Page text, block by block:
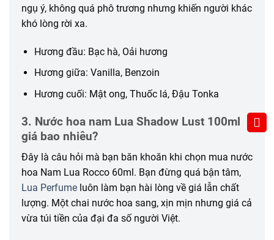
ngụ ý, không quá phô trương nhưng khiến người khác
khó lòng rời xa.
Hương đầu: Bạc hà, Oải hương
Hương giữa: Vanilla, Benzoin
Hương cuối: Mật ong, Thuốc lá, Đậu Tonka
3. Nước hoa nam Lua Shadow Lust 100ml
giá bao nhiêu?
Đây là câu hỏi mà bạn băn khoăn khi chọn mua nước
hoa Nam Lua Rocco 60ml. Bạn đừng quá bận tâm,
Lua Perfume luôn làm bạn hài lòng về giá lẫn chất
lượng. Một chai nước hoa sang, xịn mịn nhưng giá cả
vừa túi tiền của đại đa số người Việt.